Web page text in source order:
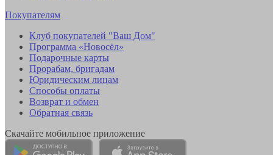
Покупателям
Клуб покупателей "Ваш Дом"
Программа «Новосёл»
Подарочные карты
Прорабам, бригадам
Юридическим лицам
Способы оплаты
Возврат и обмен
Обратная связь
Скачайте мобильное приложение